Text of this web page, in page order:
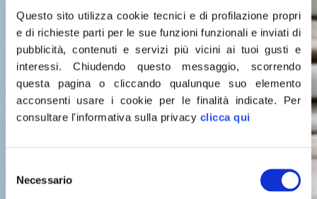
Questo sito utilizza cookie tecnici e di profilazione propri
e di richieste parti per le sue funzioni funzionali e inviati di
pubblicità, contenuti e servizi più vicini ai tuoi gusti e
interessi.Chiudendo questo messaggio, scorrendo
questa pagina o cliccando qualunque suo elemento
acconsenti usare i cookie per le finalità indicate. Per
consultare l'informativa sulla privacy clicca qui
delNecessario
Leggi le